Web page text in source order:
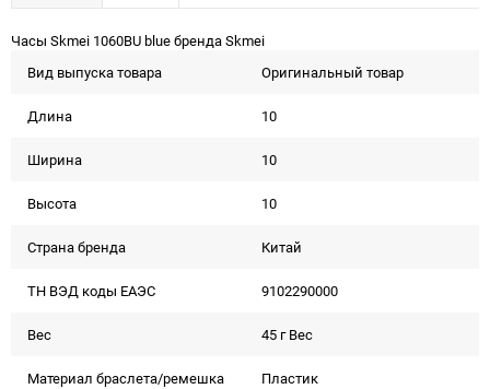
Часы Skmei 1060BU blue бренда Skmei
Вид выпуска товара
Оригинальный товар
Длина 10
Ширина 10
Высота 10
Страна бренда Китай
ТН ВЭД коды ЕАЭС 9102290000
Вес 45 г Вес
Материал браслета/ремешка Пластик